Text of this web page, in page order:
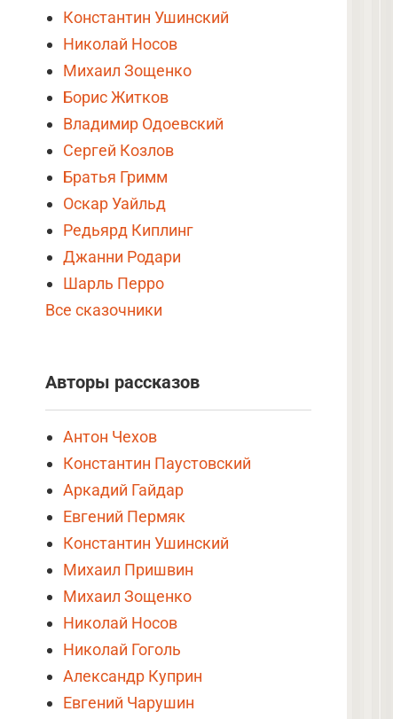
Константин Ушинский
Николай Носов
Михаил Зощенко
Борис Житков
Владимир Одоевский
Сергей Козлов
Братья Гримм
Оскар Уайльд
Редьярд Киплинг
Джанни Родари
Шарль Перро
Все сказочники
Авторы рассказов
Антон Чехов
Константин Паустовский
Аркадий Гайдар
Евгений Пермяк
Константин Ушинский
Михаил Пришвин
Михаил Зощенко
Николай Носов
Николай Гоголь
Александр Куприн
Евгений Чарушин